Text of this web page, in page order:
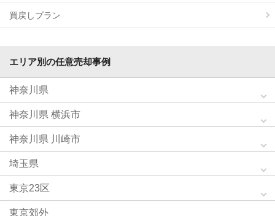
買戻しプラン
エリア別の任意売却事例
神奈川県
神奈川県 横浜市
神奈川県 川崎市
埼玉県
東京23区
東京郊外